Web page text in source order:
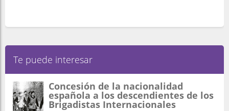
Te puede interesar
Concesión de la nacionalidad
española a los descendientes de los
Brigadistas Internacionales